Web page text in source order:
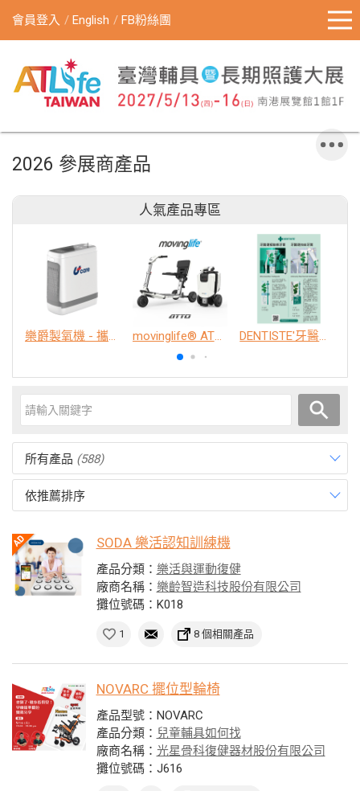
會員登入 English FB粉絲團
2026 參展商產品
人氣產品專區
樂爵製氧機 - 攜帶型 movinglife® ATTO新世代電動代步車 經典款 DENTISTE'牙醫選極敏感牙膏、抗蛀牙膏
所有產品 (588)
依推薦排序
SODA 樂活認知訓練機
產品分類： 樂活與運動復健
廠商名稱： 樂齡智造科技股份有限公司
攤位號碼：K018
1 8 個相關產品
NOVARC 擺位型輪椅
產品型號：NOVARC
產品分類： 兒童輔具如何找
廠商名稱： 光星骨科復健器材股份有限公司
攤位號碼：J616